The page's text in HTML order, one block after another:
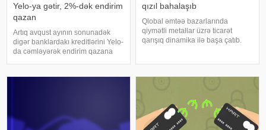
Yelo-ya gətir, 2%-dək endirim
qazan
Artıq avqust ayının sonunadək
digər banklardakı kreditlərini Yelo-
da cəmləyərək endirim qazana
yorulmusansa, kampaniyanı
qızıl bahalaşıb
Qlobal əmtəə bazarlarında
qiymətli metallar üzrə ticarət
qarışıq dinamika ilə başa çatıb.
ABŞ dolları və ya 0,51% artaraq